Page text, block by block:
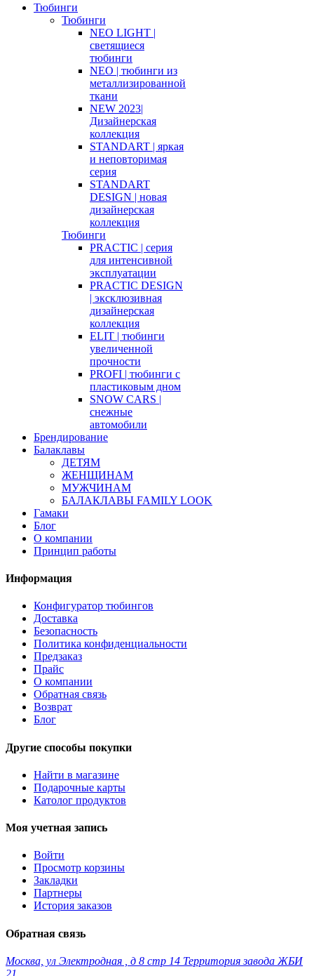
Тюбинги
Тюбинги
NEO LIGHT |
светящиеся
тюбинги
NEO | тюбинги из
металлизированной
ткани
NEW 2023|
Дизайнерская
коллекция
STANDART | яркая
и неповторимая
серия
STANDART
DESIGN | новая
дизайнерская
коллекция
Тюбинги
PRACTIC | серия
для интенсивной
эксплуатации
PRACTIC DESIGN
| эксклюзивная
дизайнерская
коллекция
ELIT | тюбинги
увеличенной
прочности
PROFI | тюбинги с
пластиковым дном
SNOW CARS |
снежные
автомобили
Брендирование
Балаклавы
ДЕТЯМ
ЖЕНЩИНАМ
МУЖЧИНАМ
БАЛАКЛАВЫ FAMILY LOOK
Гамаки
Блог
О компании
Принцип работы
Информация
Конфигуратор тюбингов
Доставка
Безопасность
Политика конфиденциальности
Предзаказ
Прайс
О компании
Обратная связь
Возврат
Блог
Другие способы покупки
Найти в магазине
Подарочные карты
Католог продуктов
Моя учетная запись
Войти
Просмотр корзины
Закладки
Партнеры
История заказов
Обратная связь
Москва, ул Электродная , д 8 стр 14 Территория завода ЖБИ
21